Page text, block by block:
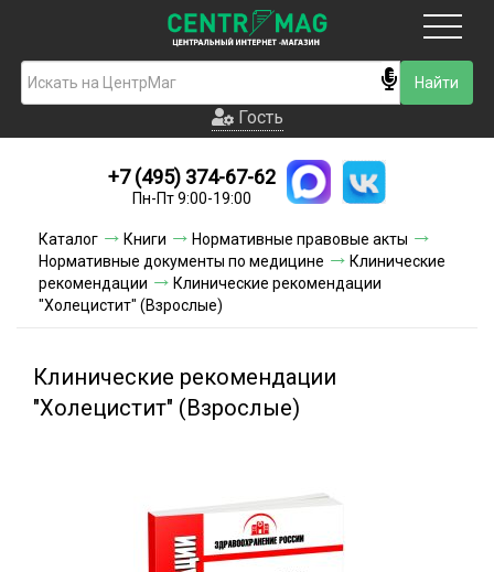
Гость
Новинки
Условия доставки
Условия оплаты
Акции и скидки
Гость
+7 (495) 374-67-62
Пн-Пт 9:00-19:00
Каталог Книги
Нормативные правовые акты
Нормативные документы по медицине
Клинические
рекомендации
Клинические рекомендации
"Холецистит" (Взрослые)
Клинические рекомендации
"Холецистит" (Взрослые)